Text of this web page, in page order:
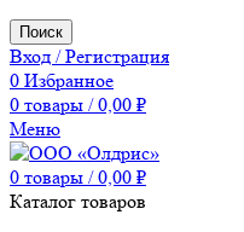
Поиск
Вход / Регистрация
0 Избранное
0 товары / 0,00 ₽
Меню
0 товары / 0,00 ₽
Каталог товаров